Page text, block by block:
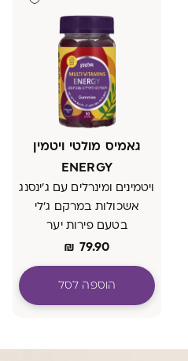
גאמיס מולטי ויטמין
ENERGY
ויטמינים ומינרלים עם ג׳ינסנג
אשכולות במרקם ג'לי
בטעם פירות יער
₪ 79.90
הוספה לסל